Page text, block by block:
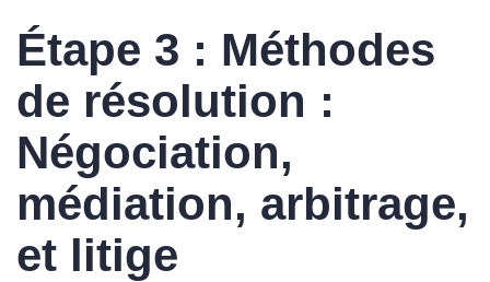
Étape 3 : Méthodes
de résolution :
Négociation,
médiation, arbitrage,
et litige